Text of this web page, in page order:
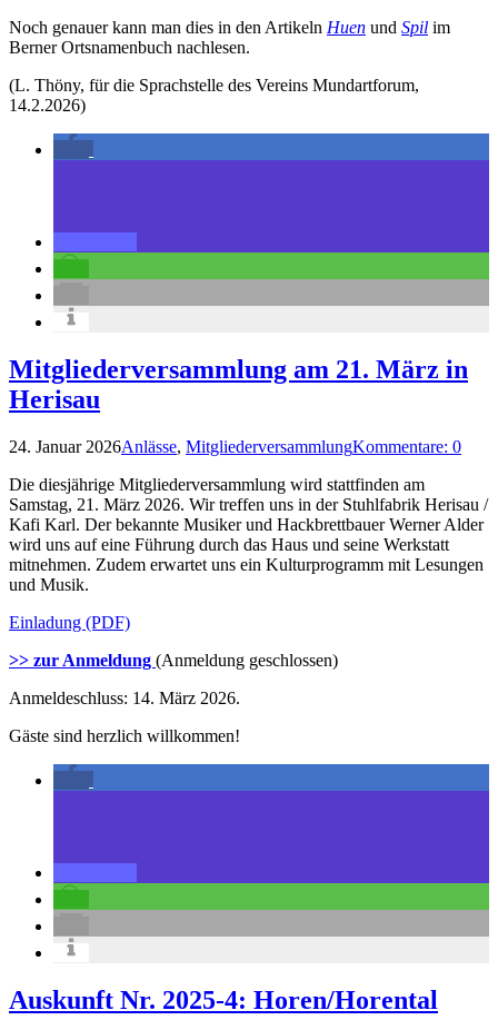
Noch genauer kann man dies in den Artikeln Huen und Spil im
Berner Ortsnamenbuch nachlesen.
(L. Thöny, für die Sprachstelle des Vereins Mundartforum,
14.2.2026)
Mitgliederversammlung am 21. März in
Herisau
24. Januar 2026Anlässe, MitgliederversammlungKommentare: 0
Die diesjährige Mitgliederversammlung wird stattfinden am
Samstag, 21. März 2026. Wir treffen uns in der Stuhlfabrik Herisau /
Kafi Karl. Der bekannte Musiker und Hackbrettbauer Werner Alder
wird uns auf eine Führung durch das Haus und seine Werkstatt
mitnehmen. Zudem erwartet uns ein Kulturprogramm mit Lesungen
und Musik.
Einladung (PDF)
>> zur Anmeldung (Anmeldung geschlossen)
Anmeldeschluss: 14. März 2026.
Gäste sind herzlich willkommen!
Auskunft Nr. 2025-4: Horen/Horental